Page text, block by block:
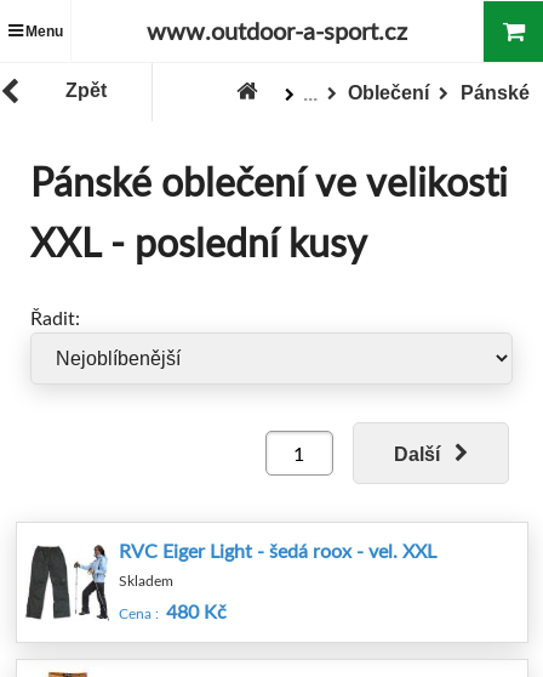
Menu www.outdoor-a-sport.cz
Zpět ... Pánské
Oblečení
Pánské oblečení ve velikosti
XXL - poslední kusy
Řadit:
Další
RVC Eiger Light - šedá roox - vel. XXL
Skladem
Cena : 480 Kč